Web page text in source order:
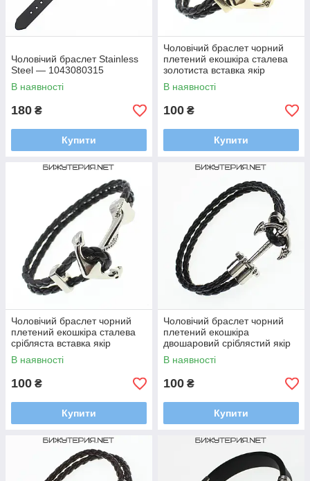
Чоловічий браслет Stainless
Steel — 1043080315
В наявності
180 ₴
Купити
Чоловічий браслет чорний
плетений екошкіра сталева
золотиста вставка якір
Stainless Steel довжина 22 см
В наявності
100 ₴
Купити
Чоловічий браслет чорний
плетений екошкіра сталева
срібляста вставка якір
Stainless Steel довжина 22 см
В наявності
100 ₴
Купити
Чоловічий браслет чорний
плетений екошкіра
двошаровий сріблястий якір
Stainless Steel довжина 22 см
ширина 13 мм
В наявності
100 ₴
Купити